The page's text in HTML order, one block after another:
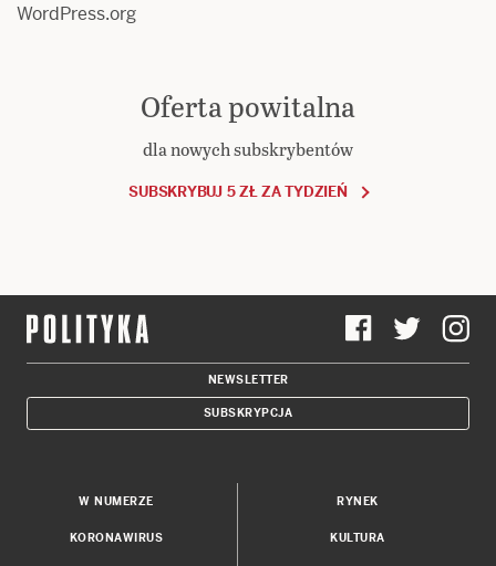
WordPress.org
Oferta powitalna
dla nowych subskrybentów
SUBSKRYBUJ 5 ZŁ ZA TYDZIEŃ
NEWSLETTER
SUBSKRYPCJA
W NUMERZE
KORONAWIRUS
RYNEK
KULTURA